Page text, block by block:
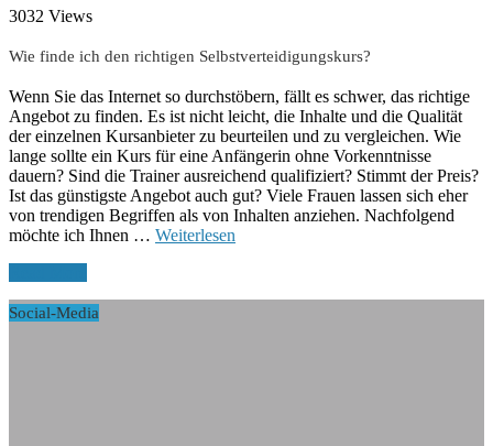
3032 Views
Wie finde ich den richtigen Selbstverteidigungskurs?
Wenn Sie das Internet so durchstöbern, fällt es schwer, das richtige
Angebot zu finden. Es ist nicht leicht, die Inhalte und die Qualität
der einzelnen Kursanbieter zu beurteilen und zu vergleichen. Wie
lange sollte ein Kurs für eine Anfängerin ohne Vorkenntnisse
dauern? Sind die Trainer ausreichend qualifiziert? Stimmt der Preis?
Ist das günstigste Angebot auch gut? Viele Frauen lassen sich eher
von trendigen Begriffen als von Inhalten anziehen. Nachfolgend
möchte ich Ihnen … Weiterlesen
Social-Media